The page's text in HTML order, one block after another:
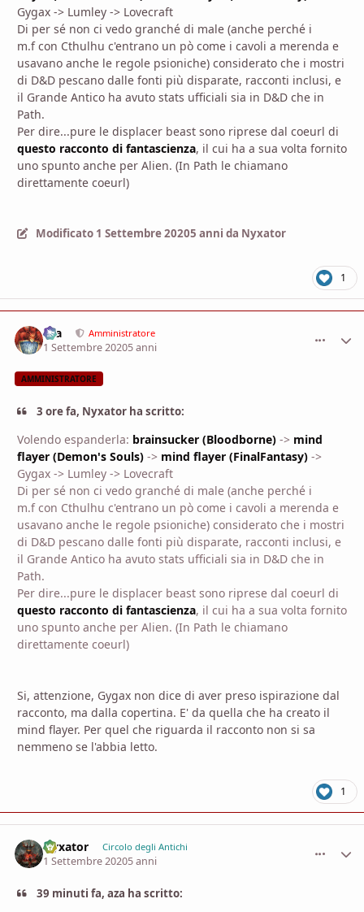
Gygax -> Lumley -> Lovecraft
Di per sé non ci vedo granché di male (anche perché i
m.f con Cthulhu c'entrano un pò come i cavoli a merenda e
usavano anche le regole psioniche) considerato che i mostri
di D&D pescano dalle fonti più disparate, racconti inclusi, e
il Grande Antico ha avuto stats ufficiali sia in D&D che in
Path.
Per dire...pure le displacer beast sono riprese dal coeurl di
questo racconto di fantascienza, il cui ha a sua volta fornito
uno spunto anche per Alien. (In Path le chiamano
direttamente coeurl)
Modificato 1 Settembre 20205 anni da Nyxator
1
aza Amministratore
1 Settembre 20205 anni
AMMINISTRATORE
3 ore fa, Nyxator ha scritto:
Volendo espanderla: brainsucker (Bloodborne) -> mind
flayer (Demon's Souls) -> mind flayer (FinalFantasy) ->
Gygax -> Lumley -> Lovecraft
Di per sé non ci vedo granché di male (anche perché i
m.f con Cthulhu c'entrano un pò come i cavoli a merenda e
usavano anche le regole psioniche) considerato che i mostri
di D&D pescano dalle fonti più disparate, racconti inclusi, e
il Grande Antico ha avuto stats ufficiali sia in D&D che in
Path.
Per dire...pure le displacer beast sono riprese dal coeurl di
questo racconto di fantascienza, il cui ha a sua volta fornito
uno spunto anche per Alien. (In Path le chiamano
direttamente coeurl)
Si, attenzione, Gygax non dice di aver preso ispirazione dal
racconto, ma dalla copertina. E' da quella che ha creato il
mind flayer. Per quel che riguarda il racconto non si sa
nemmeno se l'abbia letto.
1
Nyxator Circolo degli Antichi
1 Settembre 20205 anni
39 minuti fa, aza ha scritto: